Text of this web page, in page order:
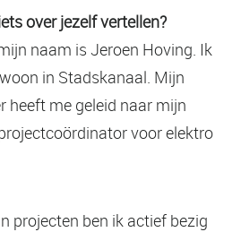
over jezelf vertellen?
naam is Jeroen Hoving. Ik
in Stadskanaal. Mijn
heeft me geleid naar mijn
voor elektro
projecten ben ik actief bezig